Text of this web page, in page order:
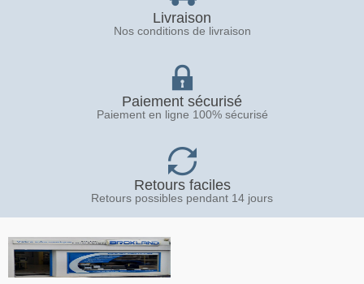
Livraison
Nos conditions de livraison
Paiement sécurisé
Paiement en ligne 100% sécurisé
Retours faciles
Retours possibles pendant 14 jours